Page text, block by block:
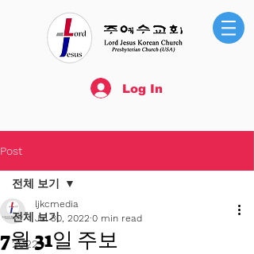
Log In
Post
전체 보기
2022
전체 보기
7월 31일 주보
ljkcmedia
Jul 30, 2022 0 min read